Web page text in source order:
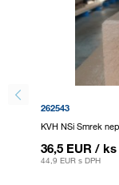
262543
KVH NSi Smrek
36,5 EUR / ks
44,9 EUR s DPH